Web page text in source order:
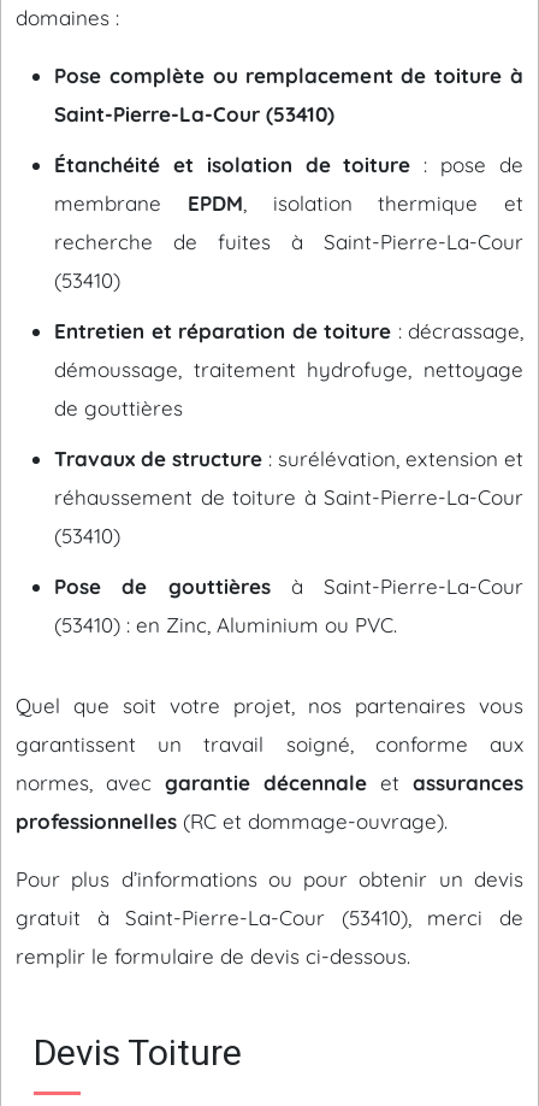
domaines :
Pose complète ou remplacement de toiture à
Saint-Pierre-La-Cour (53410)
Étanchéité et isolation de toiture : pose de
membrane EPDM , isolation thermique et
recherche de fuites à Saint-Pierre-La-Cour
(53410)
Entretien et réparation de toiture : décrassage,
démoussage, traitement hydrofuge, nettoyage
de gouttières
Travaux de structure : surélévation, extension et
réhaussement de toiture à Saint-Pierre-La-Cour
(53410)
Pose de gouttièresà Saint-Pierre-La-Cour
(53410) : en Zinc, Aluminium ou PVC.
Quel que soit votre projet, nos partenaires vous
garantissent un travail soigné, conforme aux
normes, avec garantie décennale et assurances
professionnelles (RC et dommage-ouvrage).
Pour plus d’informations ou pour obtenir un devis
gratuit à Saint-Pierre-La-Cour (53410), merci de
remplir le formulaire de devis ci-dessous.
Devis Toiture